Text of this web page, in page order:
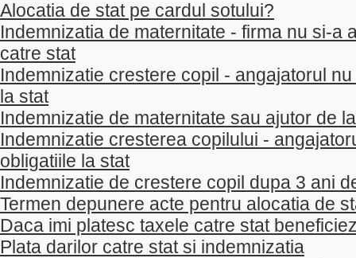
Alocatia de stat pe cardul sotului?
Indemnizatia de maternitate - firma nu si-a
catre stat
Indemnizatie crestere copil - angajatorul
la stat
Indemnizatie de maternitate sau ajutor de
Indemnizatie cresterea copilului -
obligatiile la stat
Indemnizatie de crestere copil dupa 3 ani
Termen depunere acte pentru alocatia de
Daca imi platesc taxele catre stat
Plata darilor catre stat si indemnizatia